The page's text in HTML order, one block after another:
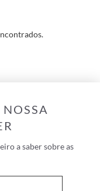
a saber sobre as